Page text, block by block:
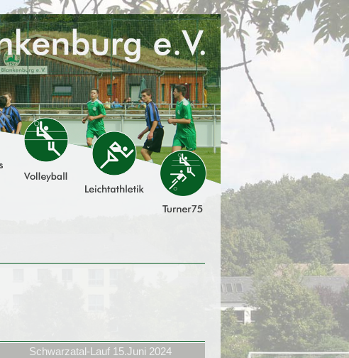
Schwarzatal-Lauf 15.Juni 2024